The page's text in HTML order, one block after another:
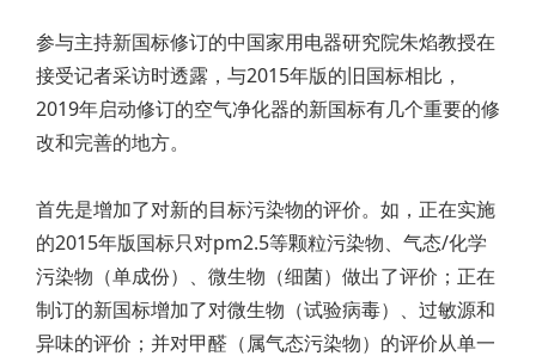
参与主持新国标修订的中国家用电器研究院朱焰教授在
接受记者采访时透露，与2015年版的旧国标相比，
2019年启动修订的空气净化器的新国标有几个重要的修
改和完善的地方。
首先是增加了对新的目标污染物的评价。如，正在实施
的2015年版国标只对pm2.5等颗粒污染物、气态/化学
污染物（单成份）、微生物（细菌）做出了评价；正在
制订的新国标增加了对微生物（试验病毒）、过敏源和
异味的评价；并对甲醛（属气态污染物）的评价从单一